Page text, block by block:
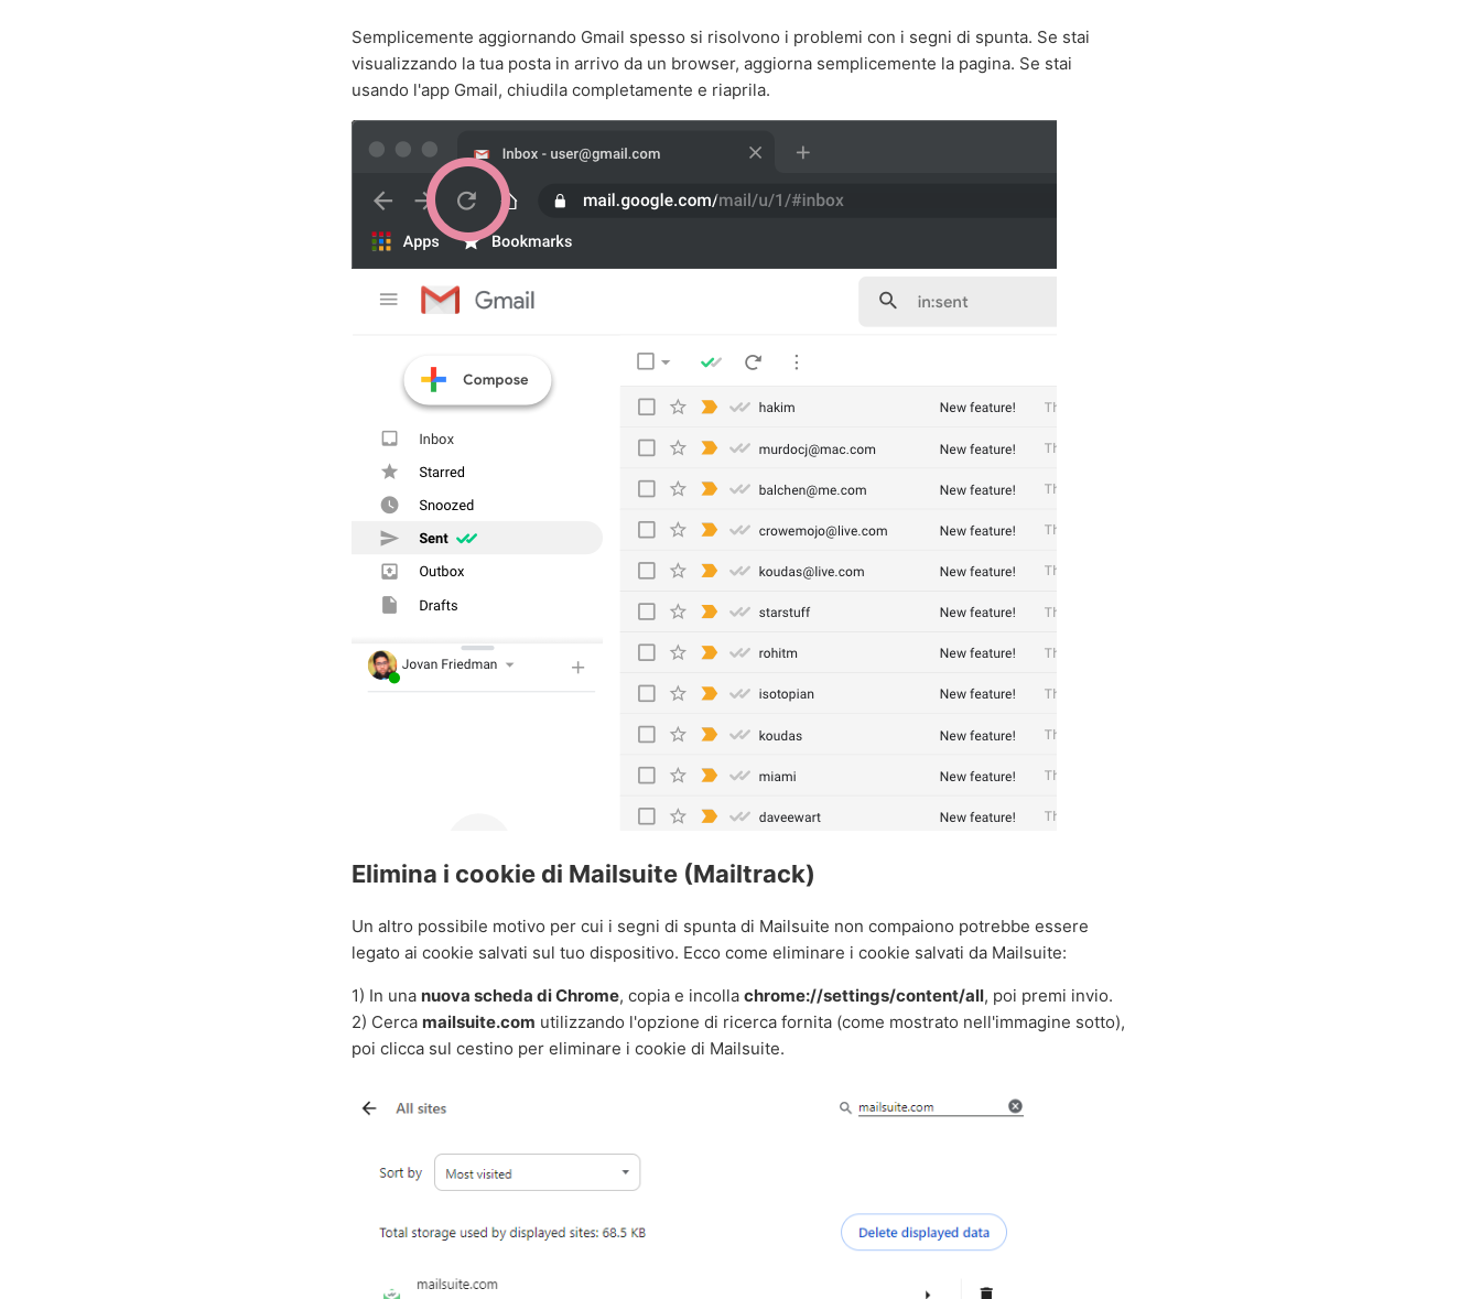
Semplicemente aggiornando Gmail spesso si risolvono i problemi con i segni di spunta. Se stai
visualizzando la tua posta in arrivo da un browser, aggiorna semplicemente la pagina. Se stai
usando l'app Gmail, chiudila completamente e riaprila.
Elimina i cookie di Mailsuite (Mailtrack)
Un altro possibile motivo per cui i segni di spunta di Mailsuite non compaiono potrebbe essere
legato ai cookie salvati sul tuo dispositivo. Ecco come eliminare i cookie salvati da Mailsuite:
1) In una nuova scheda di Chrome, copia e incollachrome://settings/content/all, poi premi invio.
2) Cerca mailsuite.com utilizzando l'opzione di ricerca fornita (come mostrato nell'immagine sotto),
poi clicca sul cestino per eliminare i cookie di Mailsuite.